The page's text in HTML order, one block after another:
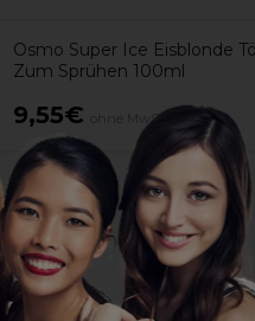
Osmo Super Ice Eisblonde
Zum Sprühen 100ml
9,55€ ohne MwSt.